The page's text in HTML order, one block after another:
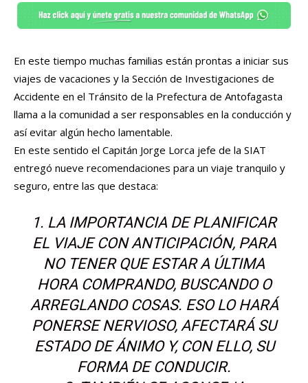
En este tiempo muchas familias están prontas a iniciar sus
viajes de vacaciones y la Sección de Investigaciones de
Accidente en el Tránsito de la Prefectura de Antofagasta
llama a la comunidad a ser responsables en la conducción y
así evitar algún hecho lamentable.
En este sentido el Capitán Jorge Lorca jefe de la SIAT
entregó nueve recomendaciones para un viaje tranquilo y
seguro, entre las que destaca:
1. LA IMPORTANCIA DE PLANIFICAR
EL VIAJE CON ANTICIPACIÓN, PARA
NO TENER QUE ESTAR A ÚLTIMA
HORA COMPRANDO, BUSCANDO O
ARREGLANDO COSAS. ESO LO HARÁ
PONERSE NERVIOSO, AFECTARÁ SU
ESTADO DE ÁNIMO Y, CON ELLO, SU
FORMA DE CONDUCIR.